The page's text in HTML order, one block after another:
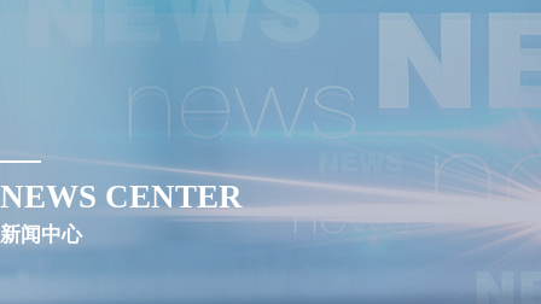
NEWS CENTER
新闻中心